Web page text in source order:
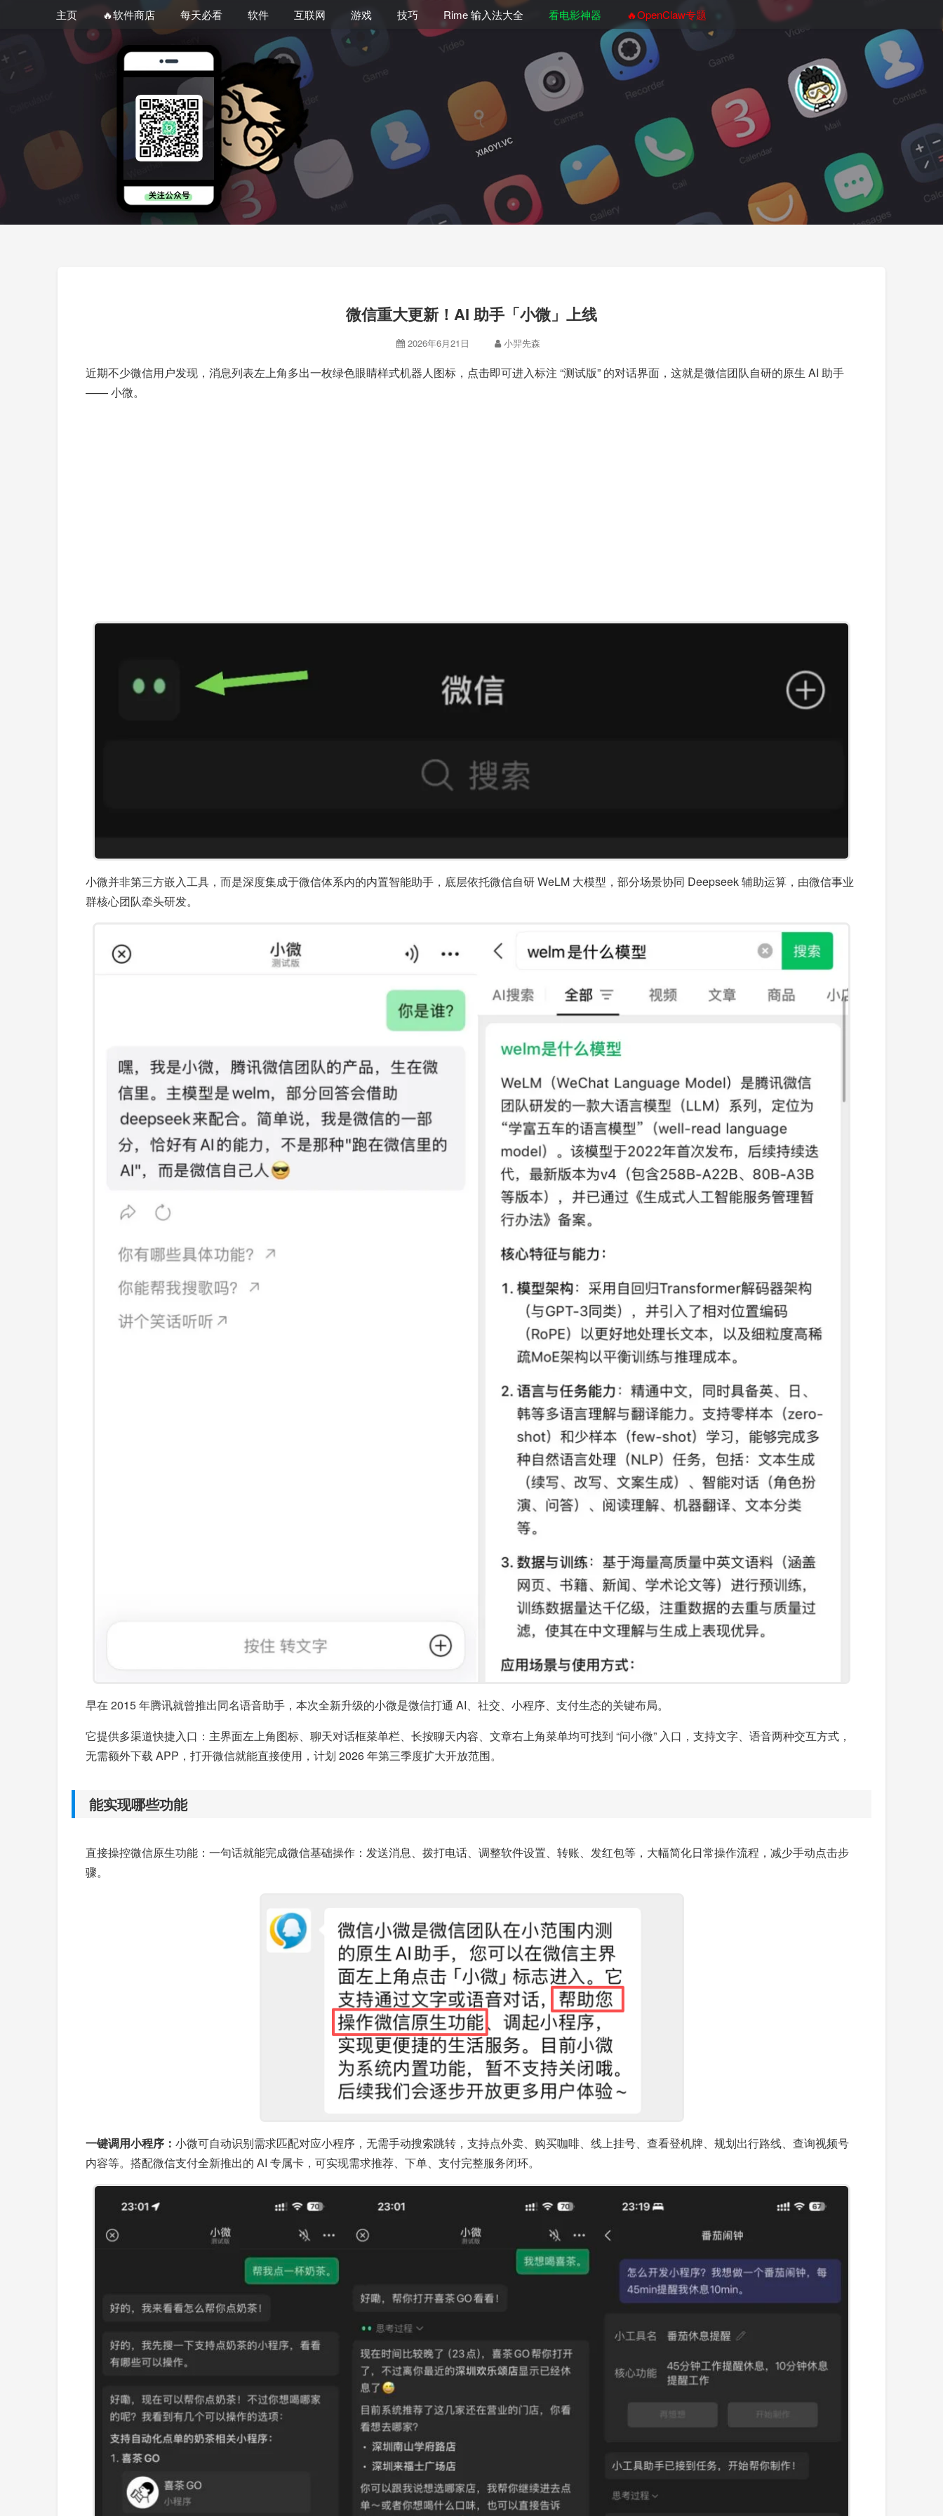
主页 🔥软件商店 每天必看 软件 互联网 游戏 技巧 Rime 输入法大全 看电影神器 🔥OpenClaw专题
微信重大更新！AI 助手「小微」上线
2026年6月21日 小羿先森
近期不少微信用户发现，消息列表左上角多出一枚绿色眼睛样式机器人图标，点击即可进入标注 “测试版” 的对话界面，这就是微信团队自研的原生 AI 助手
—— 小微。
小微并非第三方嵌入工具，而是深度集成于微信体系内的内置智能助手，底层依托微信自研 WeLM 大模型，部分场景协同 Deepseek 辅助运算，由微信事业
群核心团队牵头研发。
早在 2015 年腾讯就曾推出同名语音助手，本次全新升级的小微是微信打通 AI、社交、小程序、支付生态的关键布局。
它提供多渠道快捷入口：主界面左上角图标、聊天对话框菜单栏、长按聊天内容、文章右上角菜单均可找到 “问小微” 入口，支持文字、语音两种交互方式，
无需额外下载 APP，打开微信就能直接使用，计划 2026 年第三季度扩大开放范围。
能实现哪些功能
直接操控微信原生功能：一句话就能完成微信基础操作：发送消息、拨打电话、调整软件设置、转账、发红包等，大幅简化日常操作流程，减少手动点击步
骤。
一键调用小程序： 小微可自动识别需求匹配对应小程序，无需手动搜索跳转，支持点外卖、购买咖啡、线上挂号、查看登机牌、规划出行路线、查询视频号
内容等。搭配微信支付全新推出的 AI 专属卡，可实现需求推荐、下单、支付完整服务闭环。